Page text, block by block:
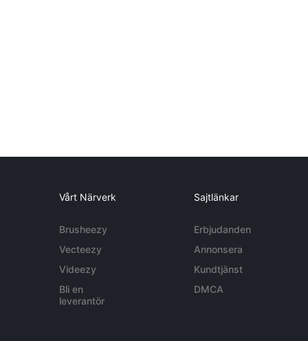
Vårt Närverk
Brusheezy
Vecteezy
Videezy
Bli en
leverantör
Sajtlänkar
Erbjudanden
Annonsera
Kundtjänst
DMCA